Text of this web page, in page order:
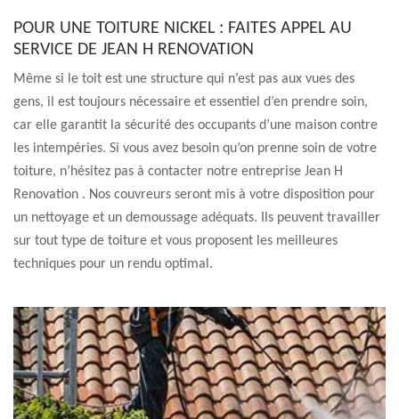
POUR UNE TOITURE NICKEL : FAITES APPEL AU
SERVICE DE JEAN H RENOVATION
Même si le toit est une structure qui n’est pas aux vues des
gens, il est toujours nécessaire et essentiel d’en prendre soin,
car elle garantit la sécurité des occupants d’une maison contre
les intempéries. Si vous avez besoin qu’on prenne soin de votre
toiture, n’hésitez pas à contacter notre entreprise Jean H
Renovation . Nos couvreurs seront mis à votre disposition pour
un nettoyage et un demoussage adéquats. Ils peuvent travailler
sur tout type de toiture et vous proposent les meilleures
techniques pour un rendu optimal.